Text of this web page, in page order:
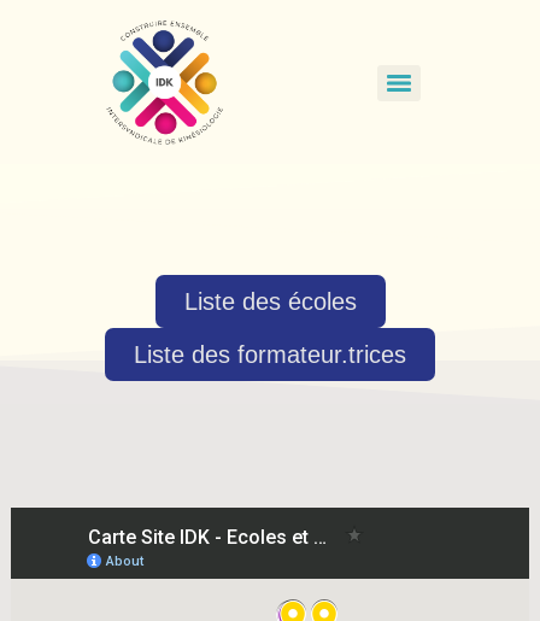
Liste des écoles
Liste des formateur.trices